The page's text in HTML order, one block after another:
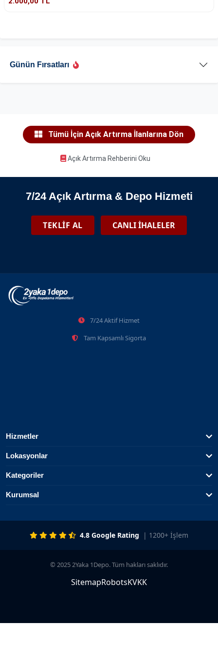
Günün Fırsatları
Tümü İçin Açık Artırma İlanlarına Dön
Açık Artırma Rehberini Oku
7/24 Açık Artırma & Depo Hizmeti
TEKLİF AL CANLI İHALELER
7/24 Aktif Hizmet
Tam Kapsamlı Sigorta
Hizmetler
Lokasyonlar
Kategoriler
Kurumsal
4.8 Google Rating | 1200+ İşlem
© 2025 2Yaka 1Depo. Tüm hakları saklıdır.
SitemapRobotsKVKK